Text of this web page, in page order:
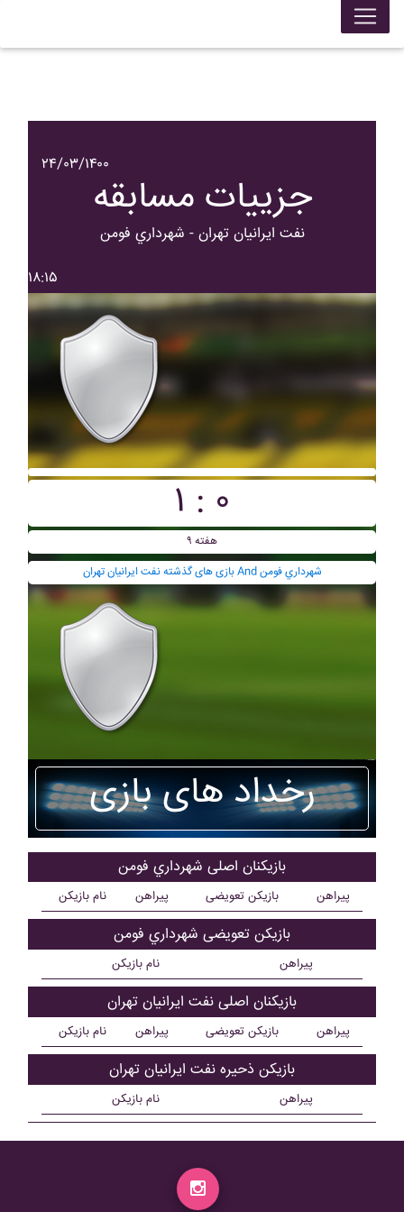
۲۴/۰۳/۱۴۰۰
جزییات مسابقه
نفت ايرانيان تهران - شهرداري فومن
۱۸:۱۵
۱ : ۰
هفته ۹
بازی های گذشته نفت ايرانيان تهران And شهرداري فومن
رخداد های بازی
بازیکنان اصلی شهرداري فومن
نام بازیکن پیراهن بازیکن تعویضی پیراهن
بازیکن تعویضی شهرداري فومن
نام بازیکن پیراهن
بازیکنان اصلی نفت ايرانيان تهران
نام بازیکن پیراهن بازیکن تعویضی پیراهن
بازیکن ذحیره نفت ايرانيان تهران
نام بازیکن پیراهن